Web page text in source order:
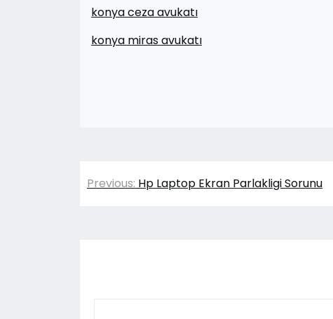
konya ceza avukatı
konya miras avukatı
Yazı
Previous: Hp Laptop Ekran Parlakligi Sorunu